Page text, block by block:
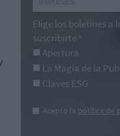
Elige los boletines a
suscribirte *
Apertura
La Magia de la
Claves ESG
Acepto la política de